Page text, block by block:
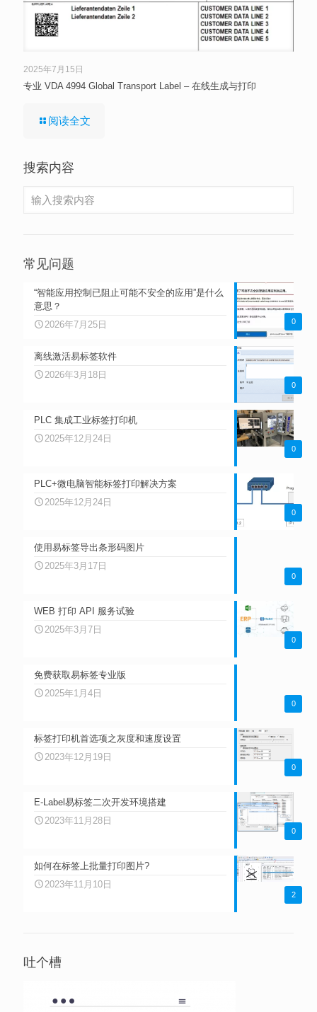
2025年7月15日
专业 VDA 4994 Global Transport Label – 在线生成与打印
阅读全文
搜索内容
常见问题
0
“智能应用控制已阻止可能不安全的应用”是什么
意思？
2026年7月25日
0
离线激活易标签软件
2026年3月18日
0
PLC 集成工业标签打印机
2025年12月24日
0
PLC+微电脑智能标签打印解决方案
2025年12月24日
0
使用易标签导出条形码图片
2025年3月17日
0
WEB 打印 API 服务试验
2025年3月7日
0
免费获取易标签专业版
2025年1月4日
0
标签打印机首选项之灰度和速度设置
2023年12月19日
0
E-Label易标签二次开发环境搭建
2023年11月28日
2
如何在标签上批量打印图片?
2023年11月10日
吐个槽